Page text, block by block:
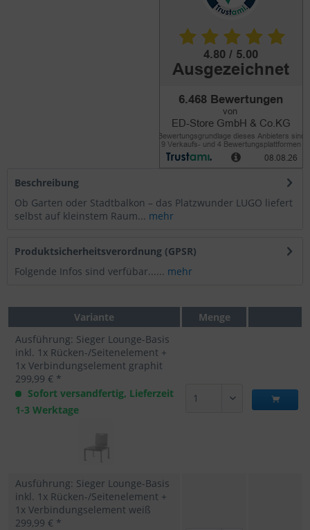
Beschreibung
Ob Garten oder Stadtbalkon – das Platzwunder LUGO liefert
selbst auf kleinstem Raum... mehr
Produktsicherheitsverordnung (GPSR)
Folgende Infos sind verfübar...... mehr
Variante
Menge
Ausführung: Sieger Lounge-Basis
inkl. 1x Rücken-/Seitenelement +
1x Verbindungselement graphit
299,99 € *
Sofort versandfertig, Lieferzeit
1-3 Werktage
Ausführung: Sieger Lounge-Basis
inkl. 1x Rücken-/Seitenelement +
1x Verbindungselement weiß
299,99 € *